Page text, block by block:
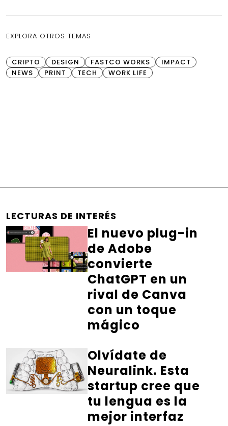
EXPLORA OTROS TEMAS
CRIPTO DESIGN FASTCO WORKS
IMPACT
NEWS
PRINT TECH WORK LIFE
LECTURAS DE INTERÉS
El nuevo plug-in
de Adobe
convierte
ChatGPT en un
rival de Canva
con un toque
mágico
Olvídate de
Neuralink. Esta
startup cree que
tu lengua es la
mejor interfaz